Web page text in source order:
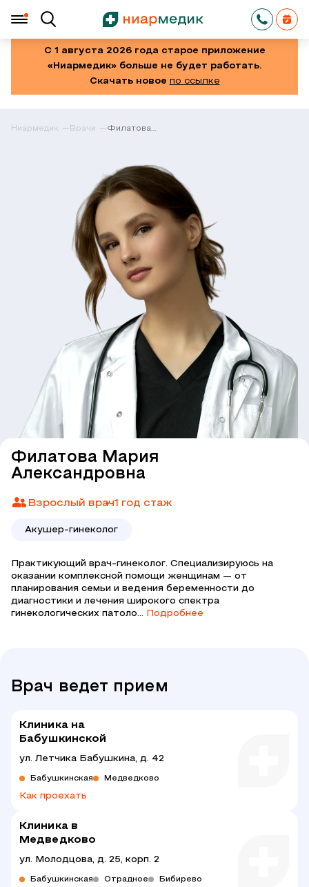
С 1 августа 2026 года старое приложение
«Ниармедик» больше не будет работать.
Скачать новое по ссылке
Ниармедик Врачи
Филатова
Взрослый врач1 год стаж
Филатова Мария
Александровна
Акушер-гинеколог
Практикующий врач-гинеколог. Специализируюсь на
оказании комплексной помощи женщинам — от
планирования семьи и ведения беременности до
диагностики и лечения широкого спектра
гинекологических патоло...
Подробнее
Врач ведет прием
Клиника на
Бабушкинской
ул. Летчика Бабушкина, д. 42
Бабушкинская Медведково
Как проехать
Клиника в
Медведково
ул. Молодцова, д. 25, корп. 2
Бабушкинская Отрадное Бибирево